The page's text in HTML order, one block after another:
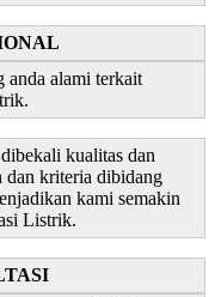
anda alami terkait
kualitas dan
dan kriteria dibidang
kami semakin
Listrik.